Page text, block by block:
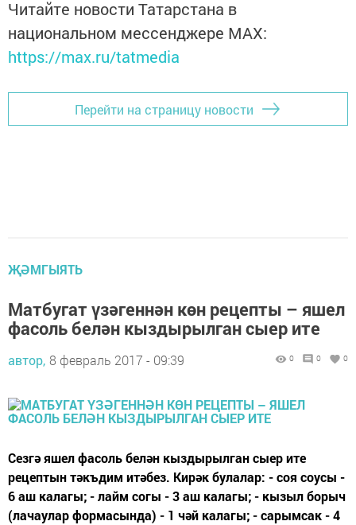
Читайте новости Татарстана в
национальном мессенджере MАХ:
https://max.ru/tatmedia
Перейти на страницу новости
ҖӘМГЫЯТЬ
Матбугат үзәгеннән көн рецепты – яшел
фасоль белән кыздырылган сыер ите
автор, 8 февраль 2017 - 09:39 0 0 0
Сезгә яшел фасоль белән кыздырылган сыер ите
рецептын тәкъдим итәбез. Кирәк булалар: - соя соусы -
6 аш калагы; - лайм согы - 3 аш калагы; - кызыл борыч
(лачаулар формасында) - 1 чәй калагы; - сарымсак - 4